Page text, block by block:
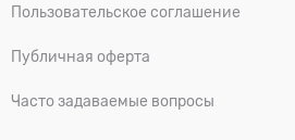
Пользовательское соглашение
Публичная оферта
Часто задаваемые вопросы